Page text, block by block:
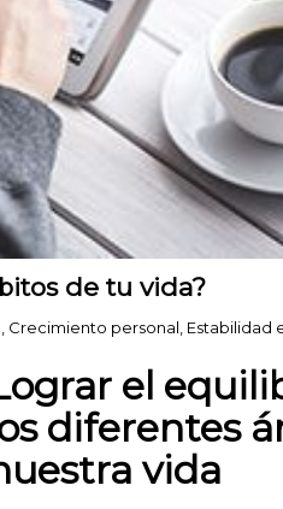
de tu vida?
, Crecimiento personal, Estabilidad
el
diferentes
vida